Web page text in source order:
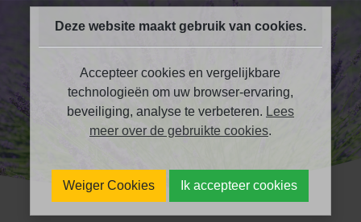
Deze website maakt gebruik van cookies.
Accepteer cookies en vergelijkbare
technologieën om uw browser-ervaring,
beveiliging, analyse te verbeteren. Lees
meer over de gebruikte cookies.
Weiger Cookies Ik accepteer cookies